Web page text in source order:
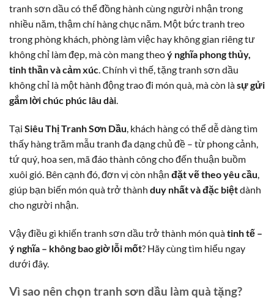
tranh sơn dầu có thể đồng hành cùng người nhận trong
nhiều năm, thậm chí hàng chục năm. Một bức tranh treo
trong phòng khách, phòng làm việc hay không gian riêng tư
không chỉ làm đẹp, mà còn mang theoý nghĩa phong thủy,
tinh thần và cảm xúc. Chính vì thế, tặng tranh sơn dầu
không chỉ là một hành động trao đi món quà, mà còn làsự gửi
gắm lời chúc phúc lâu dài.
Tại Siêu Thị Tranh Sơn Dầu, khách hàng có thể dễ dàng tìm
thấy hàng trăm mẫu tranh đa dạng chủ đề – từ phong cảnh,
tứ quý, hoa sen, mã đáo thành công cho đến thuận buồm
xuôi gió. Bên cạnh đó, đơn vị còn nhận đặt vẽ theo yêu cầu,
giúp bạn biến món quà trở thành duy nhất và đặc biệtdành
cho người nhận.
Vậy điều gì khiến tranh sơn dầu trở thành món quàtinh tế –
ý nghĩa – không bao giờ lỗi mốt? Hãy cùng tìm hiểu ngay
dưới đây.
Vì sao nên chọn tranh sơn dầu làm quà tặng?